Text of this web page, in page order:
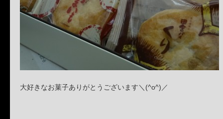
大好きなお菓子ありがとうございます＼(^o^)／